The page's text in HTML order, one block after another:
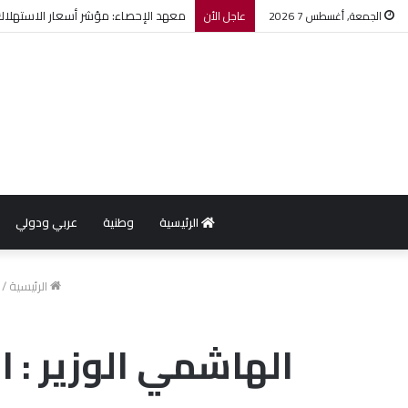
الجمعة, أغسطس 7 2026 عاجل الأن معهد الإحصاء: مؤشر أسعار الاستهلاك يرتفع بنسبة 0,2%
الرئيسية وطنية عربي ودولي
الرئيسية/
الهاشمي الوزير